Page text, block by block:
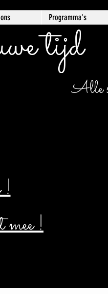
Programma's
tijd
!
!
Alle